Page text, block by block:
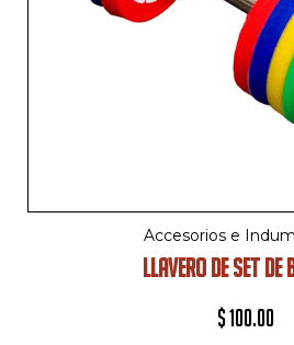
Accesorios e
LLAVERO DE SET DE
$100.00